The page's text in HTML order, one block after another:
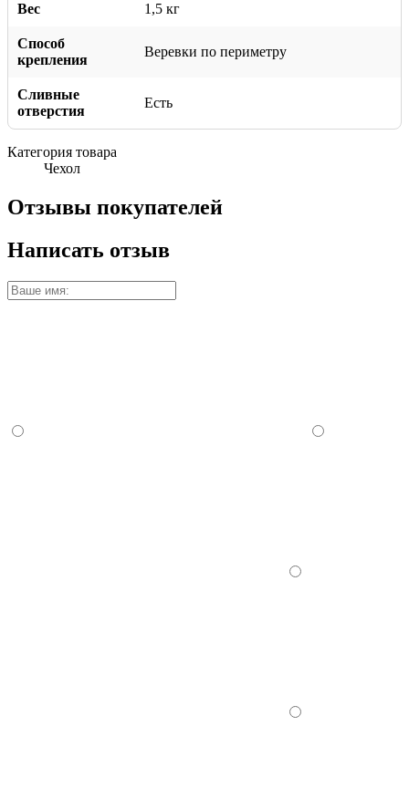
Вес 1,5 кг
Способ
крепления
Веревки по периметру
Сливные
отверстия
Есть
Категория товара
Чехол
Отзывы покупателей
Написать отзыв